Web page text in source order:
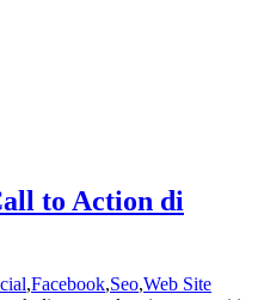
to Action di
,Facebook,Seo,Web Site